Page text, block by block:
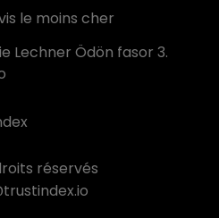
le moins cher
Lechner Ödön fasor 3.
réservés